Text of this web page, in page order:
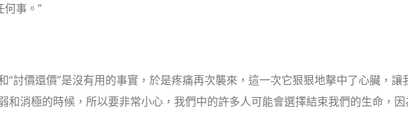
何事。”
“討價還價”是沒有用的事實，於是疼痛再次襲來，這一次它狠狠地擊中了心臟，讓
和消極的時候，所以要非常小心，我們中的許多人可能會選擇結束我們的生命，因